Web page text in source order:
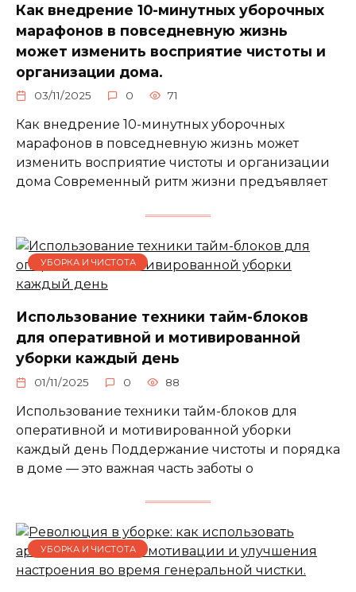
Как внедрение 10-минутных уборочных
марафонов в повседневную жизнь
может изменить восприятие чистоты и
организации дома.
03/11/2025 0 71
Как внедрение 10-минутных уборочных
марафонов в повседневную жизнь может
изменить восприятие чистоты и организации
дома Современный ритм жизни предъявляет
УБОРКА И ЧИСТОТА
Использование техники тайм-блоков
для оперативной и мотивированной
уборки каждый день
01/11/2025 0 88
Использование техники тайм-блоков для
оперативной и мотивированной уборки
каждый день Поддержание чистоты и порядка
в доме — это важная часть заботы о
УБОРКА И ЧИСТОТА